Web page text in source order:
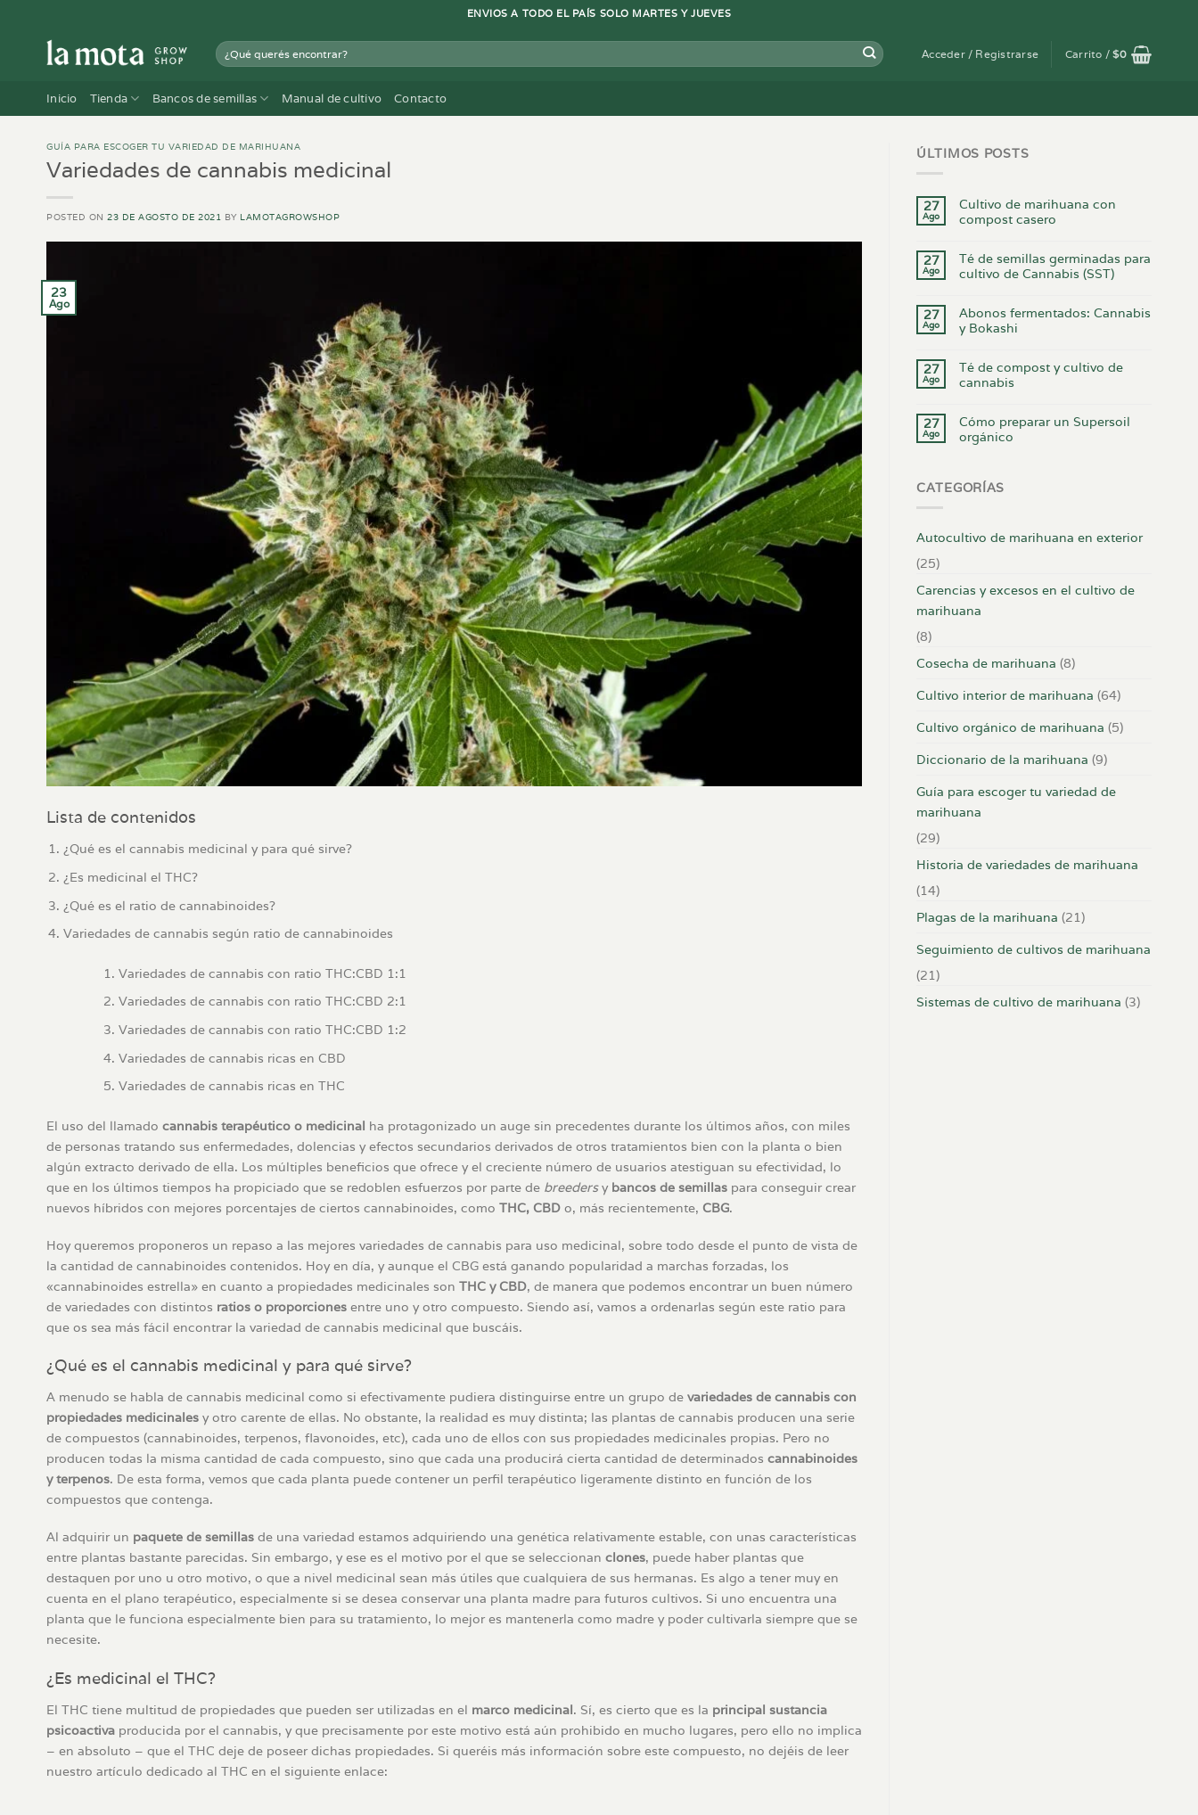
contenido
ENVIOS A TODO EL PAÍS SOLO MARTES Y JUEVES
Buscar
por:
Acceder / Registrarse Carrito /$0
Inicio Tienda Bancos de semillas Manual de cultivo Contacto
GUÍA PARA ESCOGER TU VARIEDAD DE MARIHUANA
Variedades de cannabis medicinal
POSTED ON23 DE AGOSTO DE 2021 BY LAMOTAGROWSHOP
23
Ago
Lista de contenidos
¿Qué es el cannabis medicinal y para qué sirve?
¿Es medicinal el THC?
¿Qué es el ratio de cannabinoides?
Variedades de cannabis según ratio de cannabinoides
Variedades de cannabis con ratio THC:CBD 1:1
Variedades de cannabis con ratio THC:CBD 2:1
Variedades de cannabis con ratio THC:CBD 1:2
Variedades de cannabis ricas en CBD
Variedades de cannabis ricas en THC
El uso del llamado cannabis terapéutico o medicinal ha protagonizado un auge sin precedentes durante los últimos años, con miles
de personas tratando sus enfermedades, dolencias y efectos secundarios derivados de otros tratamientos bien con la planta o bien
algún extracto derivado de ella. Los múltiples beneficios que ofrece y el creciente número de usuarios atestiguan su efectividad, lo
que en los últimos tiempos ha propiciado que se redoblen esfuerzos por parte de breedersy bancos de semillas para conseguir crear
nuevos híbridos con mejores porcentajes de ciertos cannabinoides, como THC, CBD o, más recientemente, CBG.
Hoy queremos proponeros un repaso a las mejores variedades de cannabis para uso medicinal, sobre todo desde el punto de vista de
la cantidad de cannabinoides contenidos. Hoy en día, y aunque el CBG está ganando popularidad a marchas forzadas, los
«cannabinoides estrella» en cuanto a propiedades medicinales son THC y CBD, de manera que podemos encontrar un buen número
de variedades con distintos ratios o proporciones entre uno y otro compuesto. Siendo así, vamos a ordenarlas según este ratio para
que os sea más fácil encontrar la variedad de cannabis medicinal que buscáis.
¿Qué es el cannabis medicinal y para qué sirve?
A menudo se habla de cannabis medicinal como si efectivamente pudiera distinguirse entre un grupo de variedades de cannabis con
propiedades medicinales y otro carente de ellas. No obstante, la realidad es muy distinta; las plantas de cannabis producen una serie
de compuestos (cannabinoides, terpenos, flavonoides, etc), cada uno de ellos con sus propiedades medicinales propias. Pero no
producen todas la misma cantidad de cada compuesto, sino que cada una producirá cierta cantidad de determinados cannabinoides
y terpenos. De esta forma, vemos que cada planta puede contener un perfil terapéutico ligeramente distinto en función de los
compuestos que contenga.
Al adquirir un paquete de semillas de una variedad estamos adquiriendo una genética relativamente estable, con unas características
entre plantas bastante parecidas. Sin embargo, y ese es el motivo por el que se seleccionan clones, puede haber plantas que
destaquen por uno u otro motivo, o que a nivel medicinal sean más útiles que cualquiera de sus hermanas. Es algo a tener muy en
cuenta en el plano terapéutico, especialmente si se desea conservar una planta madre para futuros cultivos. Si uno encuentra una
planta que le funciona especialmente bien para su tratamiento, lo mejor es mantenerla como madre y poder cultivarla siempre que se
necesite.
¿Es medicinal el THC?
El THC tiene multitud de propiedades que pueden ser utilizadas en el marco medicinal. Sí, es cierto que es la principal sustancia
psicoactiva producida por el cannabis, y que precisamente por este motivo está aún prohibido en mucho lugares, pero ello no implica
– en absoluto – que el THC deje de poseer dichas propiedades. Si queréis más información sobre este compuesto, no dejéis de leer
nuestro artículo dedicado al THC en el siguiente enlace:
ÚLTIMOS POSTS
27
Ago
Cultivo de marihuana con
compost casero
27
Ago
Té de semillas germinadas para
cultivo de Cannabis (SST)
27
Ago
Abonos fermentados: Cannabis
y Bokashi
27
Ago
Té de compost y cultivo de
cannabis
27
Ago
Cómo preparar un Supersoil
orgánico
CATEGORÍAS
Autocultivo de marihuana en exterior
(25)
Carencias y excesos en el cultivo de
marihuana
(8)
Cosecha de marihuana (8)
Cultivo interior de marihuana (64)
Cultivo orgánico de marihuana (5)
Diccionario de la marihuana (9)
Guía para escoger tu variedad de
marihuana
(29)
Historia de variedades de marihuana
(14)
Plagas de la marihuana (21)
Seguimiento de cultivos de marihuana
(21)
Sistemas de cultivo de marihuana (3)